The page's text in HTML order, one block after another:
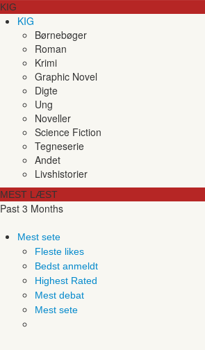
KIG
KIG
Børnebøger
Roman
Krimi
Graphic Novel
Digte
Ung
Noveller
Science Fiction
Tegneserie
Andet
Livshistorier
MEST LÆST
Past 3 Months
Mest sete
Fleste likes
Bedst anmeldt
Highest Rated
Mest debat
Mest sete